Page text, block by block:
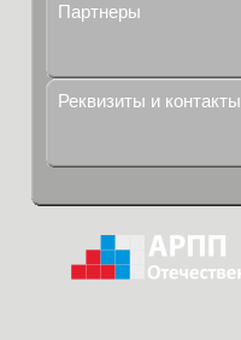
Партнеры
Реквизиты и контакты